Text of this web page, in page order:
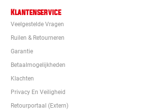
Klantenservice
Veelgestelde Vragen
Ruilen & Retourneren
Garantie
Betaalmogelijkheden
Klachten
Privacy En Veiligheid
Retourportaal (extern)